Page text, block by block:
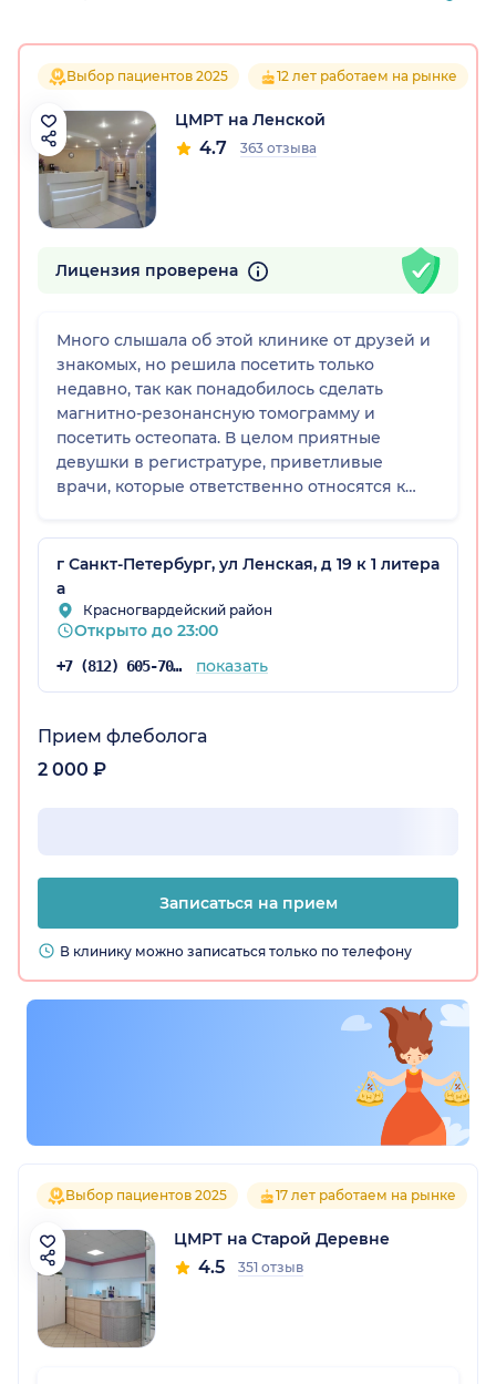
Выбор пациентов 2025 12 лет работаем на рынке
ЦМРТ на Ленской
4.7 363 отзыва
Лицензия проверена
Много слышала об этой клинике от друзей и
знакомых, но решила посетить только
недавно, так как понадобилось сделать
магнитно-резонансную томограмму и
посетить остеопата. В целом приятные
девушки в регистратуре, приветливые
врачи, которые ответственно относятся к
обращусь сюда снова, если понадобится
помощь специалиста!
г Санкт-Петербург, ул Ленская, д 19 к 1 литера
а
Красногвардейский район
Открыто до 23:00
+7 (812) 605-70-67 показать
Прием флеболога
2 000 ₽
Записаться на прием
В клинику можно записаться только по телефону
Выбор пациентов 2025 17 лет работаем на рынке
ЦМРТ на Старой Деревне
4.5 351 отзыв